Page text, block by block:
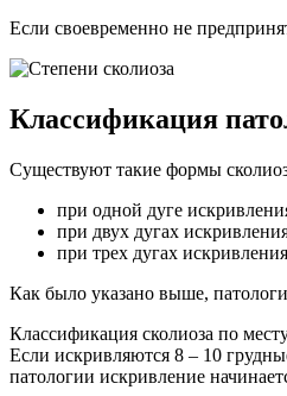
Если своевременно не
Классификация
Существуют такие формы
при одной дуге
при двух дугах
при трех дугах
Как было указано выше,
Классификация сколиоза по
Если искривляются 8 – 10
патологии искривление